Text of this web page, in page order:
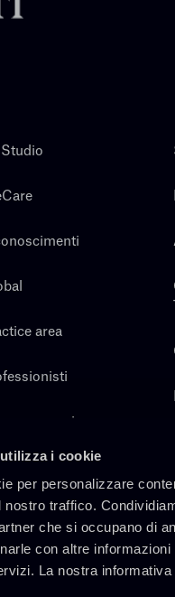
i cookie
per personalizzare
nostro traffico.
che si occupano di
con altre
La nostra
Studio
area
con noi